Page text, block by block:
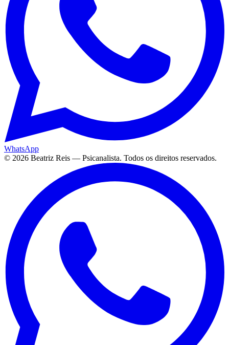
WhatsApp
© 2026 Beatriz Reis — Psicanalista. Todos os direitos reservados.